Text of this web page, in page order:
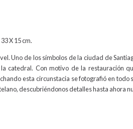
X 15 cm.
Uno de los símbolos de la ciudad de
catedral. Con motivo de la restauración
esta circunstacia se fotografió en todo
descubriéndonos detalles hasta ahora